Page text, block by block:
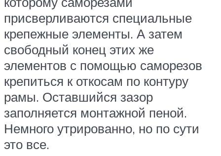
присверливаются специальные
крепежные элементы. А затем
свободный конец этих же
элементов с помощью саморезов
крепиться к откосам по контуру
рамы. Оставшийся зазор
заполняется монтажной пеной.
Немного утрированно, но по сути
это все.